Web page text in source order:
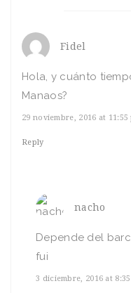
Fidel
Hola, y cuánto
Manaos?
29 noviembre, 2016 at 11:55
Reply
nacho
Depende del
fui
3 diciembre, 2016 at